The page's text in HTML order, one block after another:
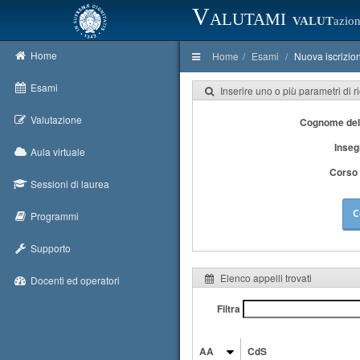
Valutami VALUT
Home
Esami
Valutazione
Aula virtuale
Sessioni di laurea
Programmi
Supporto
Docenti ed operatori
Home Esami Nuova
Inserire uno o più parametri di
Cognome
Corso
Elenco appelli trovati
Filtra
AA CdS